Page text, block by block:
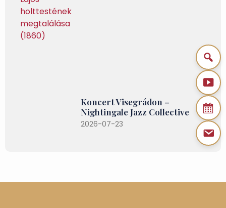
Koncert Visegrádon –
Nightingale Jazz Collective
2026-07-23